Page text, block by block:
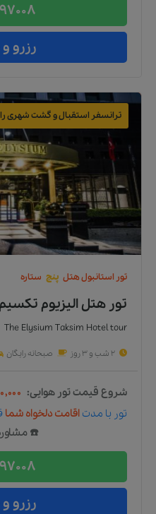
رزرو
ترانسفر استقبال و گشت شهری
تور استانبولهتل پنج ستاره
تور هتل الیزیوم
The Elysium Taksim Hotel tour
2 شب و 3 روز صبحانه رایگان
شروع قیمت تور هوایی:
تور با مدت اقامت دلخواه شما
☎️
رزرو